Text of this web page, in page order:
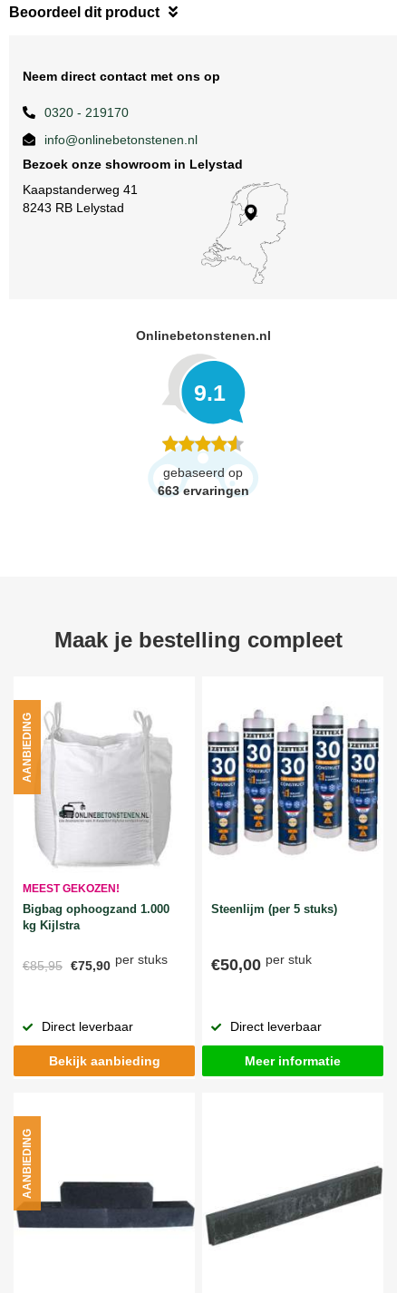
Beoordeel dit product
Neem direct contact met ons op
0320 - 219170
info@onlinebetonstenen.nl
Bezoek onze showroom in Lelystad
Kaapstanderweg 41
8243 RB Lelystad
Onlinebetonstenen.nl
9.1
gebaseerd op
663 ervaringen
Maak je bestelling compleet
MEEST GEKOZEN!
Bigbag ophoogzand 1.000
kg Kijlstra
€85,95 €75,90 per stuks
AANBIEDING
Direct leverbaar
Bekijk aanbieding
Steenlijm (per 5 stuks)
€50,00 per stuk
Direct leverbaar
Meer informatie
AANBIEDING